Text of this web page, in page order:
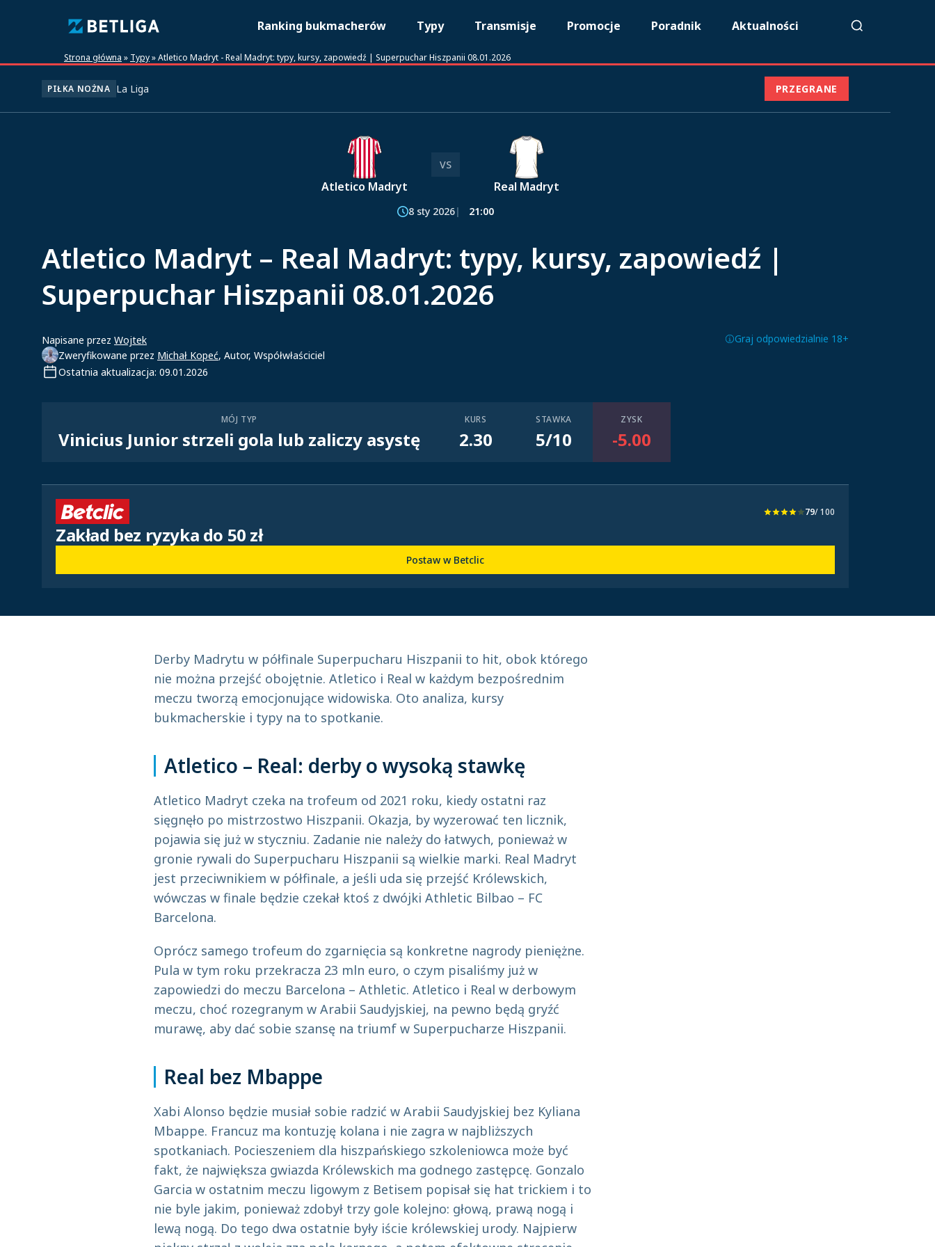
Ranking bukmacherów Typy Transmisje Promocje Poradnik Aktualności
Strona główna » Typy»Atletico Madryt - Real Madryt: typy, kursy, zapowiedź | Superpuchar Hiszpanii 08.01.2026
PIŁKA NOŻNA La Liga PRZEGRANE
Atletico Madryt
VS
Real Madryt
8 sty 2026 21:00
Atletico Madryt – Real Madryt: typy, kursy, zapowiedź |
Superpuchar Hiszpanii 08.01.2026
Napisane przez Wojtek
Zweryfikowane przez Michał Kopeć, Autor, Współwłaściciel
Ostatnia aktualizacja: 09.01.2026
Graj odpowiedzialnie 18+
MÓJ TYP
Vinicius Junior strzeli gola lub zaliczy asystę
KURS
2.30
STAWKA
5/10
ZYSK
-5.00
79/ 100
Zakład bez ryzyka do 50 zł
Postaw w Betclic
Derby Madrytu w półfinale Superpucharu Hiszpanii to hit, obok którego
nie można przejść obojętnie. Atletico i Real w każdym bezpośrednim
meczu tworzą emocjonujące widowiska. Oto analiza, kursy
bukmacherskie i typy na to spotkanie.
Atletico – Real: derby o wysoką stawkę
Atletico Madryt czeka na trofeum od 2021 roku, kiedy ostatni raz
sięgnęło po mistrzostwo Hiszpanii. Okazja, by wyzerować ten licznik,
pojawia się już w styczniu. Zadanie nie należy do łatwych, ponieważ w
gronie rywali do Superpucharu Hiszpanii są wielkie marki. Real Madryt
jest przeciwnikiem w półfinale, a jeśli uda się przejść Królewskich,
wówczas w finale będzie czekał ktoś z dwójki Athletic Bilbao – FC
Barcelona.
Oprócz samego trofeum do zgarnięcia są konkretne nagrody pieniężne.
Pula w tym roku przekracza 23 mln euro, o czym pisaliśmy już w
zapowiedzi do meczu Barcelona – Athletic. Atletico i Real w derbowym
meczu, choć rozegranym w Arabii Saudyjskiej, na pewno będą gryźć
murawę, aby dać sobie szansę na triumf w Superpucharze Hiszpanii.
Real bez Mbappe
Xabi Alonso będzie musiał sobie radzić w Arabii Saudyjskiej bez Kyliana
Mbappe. Francuz ma kontuzję kolana i nie zagra w najbliższych
spotkaniach. Pocieszeniem dla hiszpańskiego szkoleniowca może być
fakt, że największa gwiazda Królewskich ma godnego zastępcę. Gonzalo
Garcia w ostatnim meczu ligowym z Betisem popisał się hat trickiem i to
nie byle jakim, ponieważ zdobył trzy gole kolejno: głową, prawą nogą i
lewą nogą. Do tego dwa ostatnie były iście królewskiej urody. Najpierw